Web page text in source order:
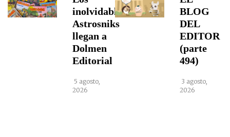
inolvidables
Astrosniks
llegan a
Dolmen
Editorial
5 agosto,
2026
BLOG
DEL
EDITOR
(parte
494)
3 agosto,
2026